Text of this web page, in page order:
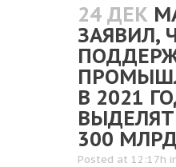
24 ДЕК
ЗАЯВИЛ,
В 2021
300
Posted at 12:17h